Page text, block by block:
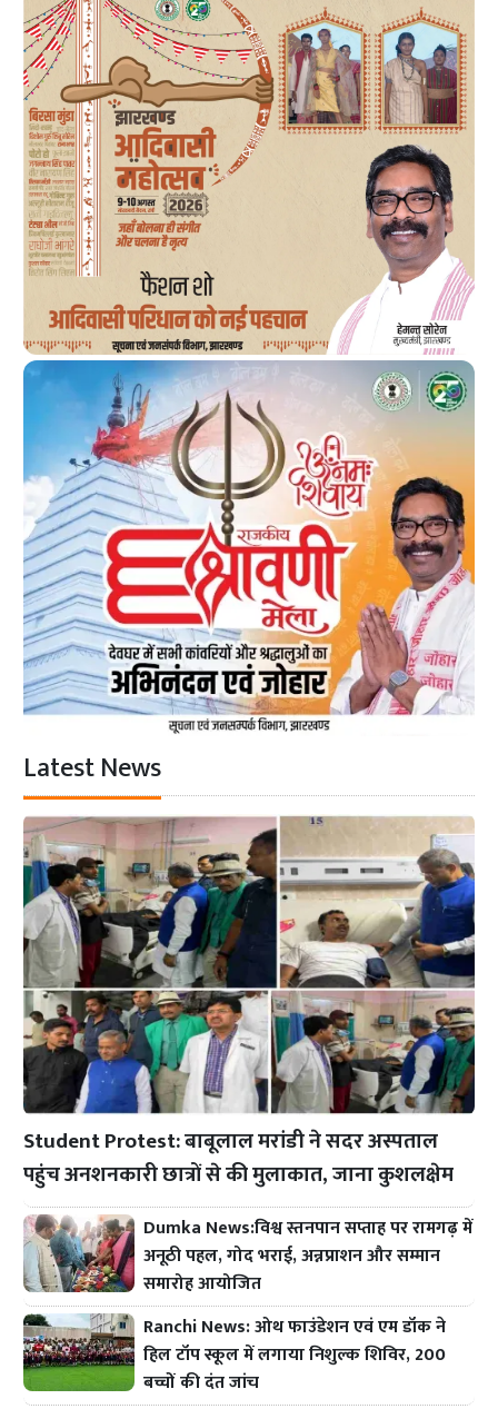
Latest News
Student Protest: बाबूलाल मरांडी ने सदर अस्पताल
पहुंच अनशनकारी छात्रों से की मुलाकात, जाना कुशलक्षेम
Dumka News:विश्व स्तनपान सप्ताह पर रामगढ़ में
अनूठी पहल, गोद भराई, अन्नप्राशन और सम्मान
समारोह आयोजित
Ranchi News: ओथ फाउंडेशन एवं एम डॉक ने
हिल टॉप स्कूल में लगाया निशुल्क शिविर, 200
बच्चों की दंत जांच